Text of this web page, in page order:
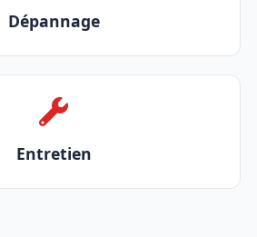
Dépannage
Entretien